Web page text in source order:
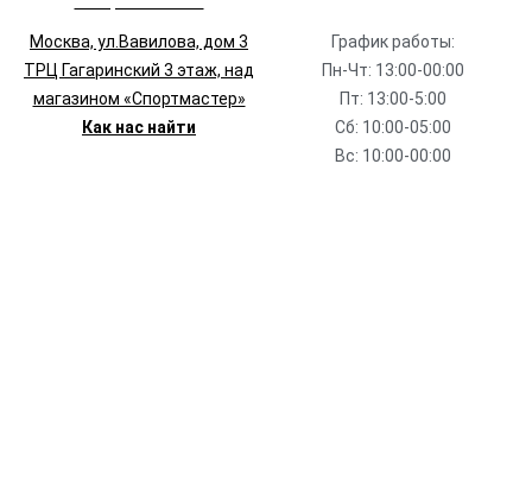
Москва, ул.Вавилова, дом 3
ТРЦ Гагаринский 3 этаж, над
магазином «Спортмастер»
Как нас найти
График работы:
Пн-Чт: 13:00-00:00
Пт: 13:00-5:00
Сб: 10:00-05:00
Вс: 10:00-00:00